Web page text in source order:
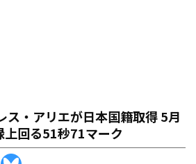
ス・アリエが日本国籍取得 5月
回る51秒71マーク